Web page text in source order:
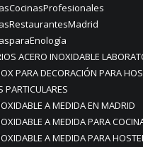
ACERO INOXIDABLE
PARA DECORACIÓN PARA
PARTICULARES
A MEDIDA EN MADRID
A MEDIDA PARA
A MEDIDA PARA